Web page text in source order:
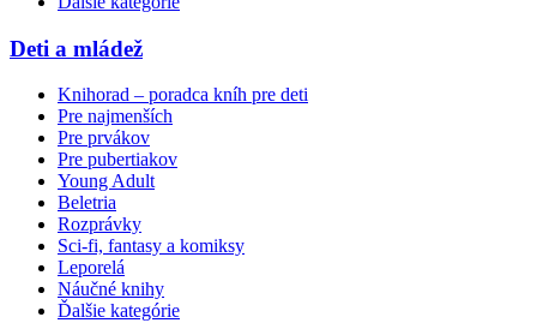
Deti a mládež
Knihorad – poradca kníh pre deti
Pre najmenších
Pre prvákov
Pre pubertiakov
Young Adult
Beletria
Rozprávky
Sci-fi, fantasy a komiksy
Leporelá
Náučné knihy
Ďalšie kategórie